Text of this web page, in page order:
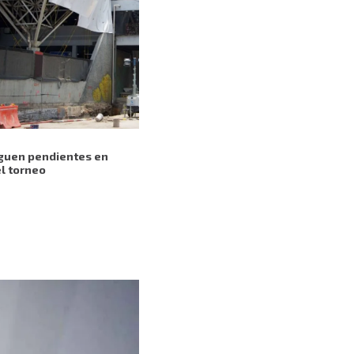
pendientes en
torneo